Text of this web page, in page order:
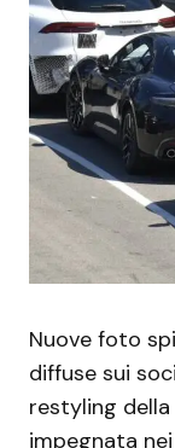
Nuove foto
diffuse sui
restyling della
impegnata